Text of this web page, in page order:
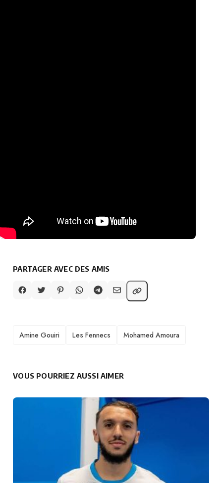
PARTAGER AVEC DES AMIS
TAGS
Amine Gouiri Les Fennecs Mohamed Amoura
VOUS POURRIEZ AUSSI AIMER